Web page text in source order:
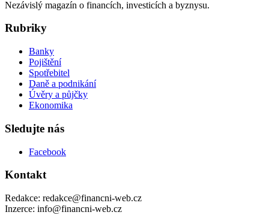
Nezávislý magazín o financích, investicích a byznysu.
Rubriky
Banky
Pojištění
Spotřebitel
Daně a podnikání
Úvěry a půjčky
Ekonomika
Sledujte nás
Facebook
Kontakt
Redakce: redakce@financni-web.cz
Inzerce: info@financni-web.cz